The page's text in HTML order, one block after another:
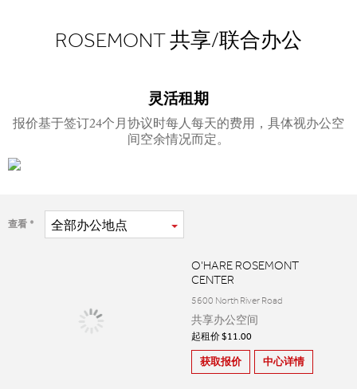
ROSEMONT共享/联合办公
灵活租期
报价基于签订24个月协议时每人每天的费用，具体视办公空
间空余情况而定。
查看 全部办公地点
O'HARE ROSEMONT
CENTER
5600 North River Road
共享办公空间
起租价 $11.00
获取报价 中心详情